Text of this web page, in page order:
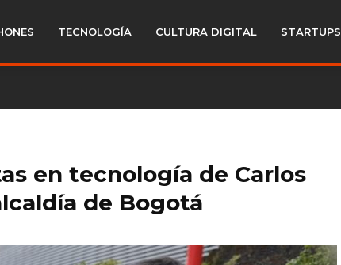
TECNOLOGÍA CULTURA DIGITAL STARTUPS
en tecnología de Carlos
de Bogotá